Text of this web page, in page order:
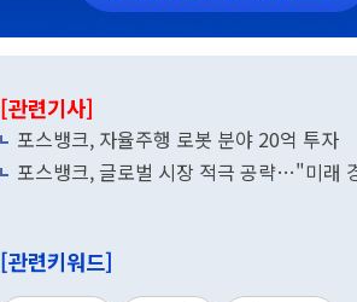
[관련기사]
포스뱅크, 자율주행 로봇 분야 20억 투자
포스뱅크, 글로벌 시장 적극 공략…"미래
[관련키워드]